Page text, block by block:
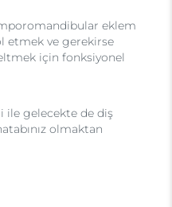
eklem
etmek ve gerekirse
için fonksiyonel
ile gelecekte de diş
olmaktan